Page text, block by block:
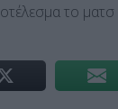
το ματσ